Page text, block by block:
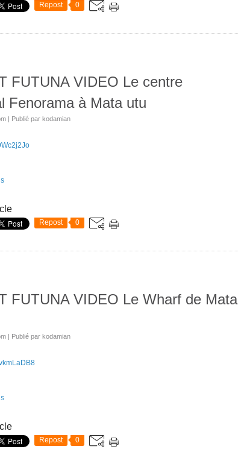
Repost 0
FUTUNA VIDEO Le centre
Fenorama à Mata utu
| Publié par kodamian
Repost 0
FUTUNA VIDEO Le Wharf de Mata
| Publié par kodamian
Repost 0